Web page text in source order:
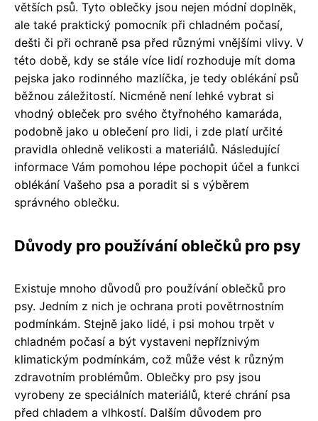
větších psů. Tyto oblečky jsou nejen módní doplněk,
ale také praktický pomocník při chladném počasí,
dešti či při ochraně psa před různými vnějšími vlivy. V
této době, kdy se stále více lidí rozhoduje mít doma
pejska jako rodinného mazlíčka, je tedy oblékání psů
běžnou záležitostí. Nicméně není lehké vybrat si
vhodný obleček pro svého čtyřnohého kamaráda,
podobně jako u oblečení pro lidi, i zde platí určité
pravidla ohledně velikosti a materiálů. Následující
informace Vám pomohou lépe pochopit účel a funkci
oblékání Vašeho psa a poradit si s výběrem
správného oblečku.
Důvody pro používání oblečků pro psy
Existuje mnoho důvodů pro používání oblečků pro
psy. Jedním z nich je ochrana proti povětrnostním
podmínkám. Stejně jako lidé, i psi mohou trpět v
chladném počasí a být vystaveni nepříznivým
klimatickým podmínkám, což může vést k různým
zdravotním problémům. Oblečky pro psy jsou
vyrobeny ze speciálních materiálů, které chrání psa
před chladem a vlhkostí. Dalším důvodem pro